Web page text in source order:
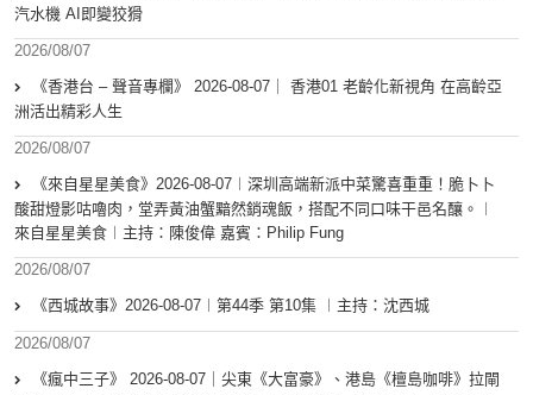
汽水機 AI即變狡猾
2026/08/07
《香港台 – 聲音專欄》 2026-08-07｜ 香港01 老齡化新視角 在高齡亞
洲活出精彩人生
2026/08/07
《來自星星美食》2026-08-07︱深圳高端新派中菜驚喜重重！脆卜卜
酸甜燈影咕嚕肉，堂弄黃油蟹黯然銷魂飯，搭配不同口味干邑名釀。︱
來自星星美食︱主持：陳俊偉 嘉賓：Philip Fung
2026/08/07
《西城故事》2026-08-07︱第44季 第10集 ︱主持：沈西城
2026/08/07
《瘋中三子》 2026-08-07｜尖東《大富豪》、港島《檀島咖啡》拉閘